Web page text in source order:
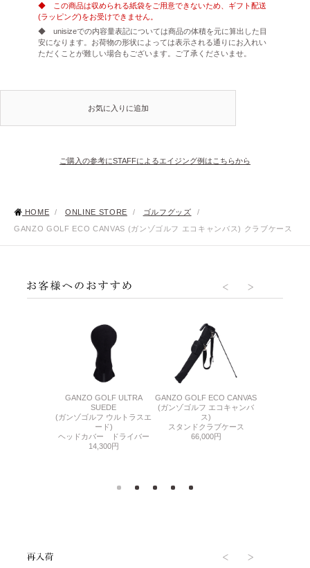
◆ この商品は収められる紙袋をご用意できないため、ギフト配送
(ラッピング)をお受けできません。
◆ unisizeでの内容量表記については商品の体積を元に算出した目
安になります。お荷物の形状によっては表示される通りにお入れい
ただくことが難しい場合もございます。ご了承くださいませ。
お気に入りに追加
ご購入の参考にSTAFFによるエイジング例はこちらから
HOME / ONLINE STORE / ゴルフグッズ
/
GANZO GOLF ECO CANVAS (ガンゾゴルフ エコキャンバス) クラブケース
GANZO GOLF ULTRA
SUEDE
(ガンゾゴルフ ウルトラスエ
ード)
ヘッドカバー ドライバー
14,300円
GANZO GOLF ECO CANVAS
(ガンゾゴルフ エコキャンバ
ス)
スタンドクラブケース
66,000円